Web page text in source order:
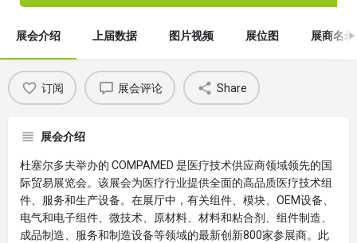
展会介绍 上届数据 图片视频 展位图 展商名录
订阅 展会评论 Share
展会介绍
杜塞尔多夫举办的 COMPAMED 是医疗技术供应商领域领先的国
际贸易展览会。该展会为医疗行业提供全面的高品质医疗技术组
件、服务和生产设备。在展厅中，有关组件、模块、OEM设备、
电气和电子组件、微技术、原材料、材料和粘合剂、组件制造、
成品制造、服务和制造设备等领域的最新创新800家参展商。此